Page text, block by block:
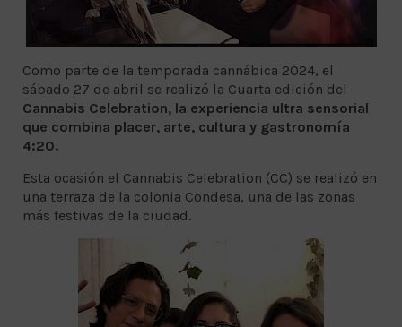
Como parte de la temporada cannábica 2024, el
sábado 27 de abril se realizó la Cuarta edición del
Cannabis Celebration, la experiencia ultra sensorial
que combina placer, arte, cultura y gastronomía
4:20.
Esta ocasión el Cannabis Celebration (CC) se realizó en
una terraza de la colonia Condesa, una de las zonas
más festivas de la ciudad.